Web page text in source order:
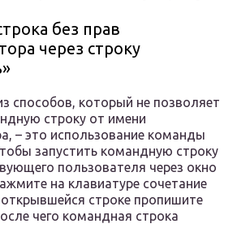
без прав
через строку
способов, который не позволяет
строку от имени
– это использование команды
запустить командную строку
пользователя через окно
на клавиатуре сочетание
строке пропишите
чего командная строка